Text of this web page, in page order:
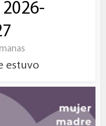
estuvo